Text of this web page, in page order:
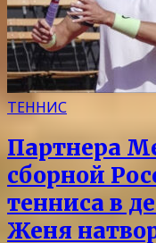
ТЕННИС
Партнера
сборной
тенниса в
Женя